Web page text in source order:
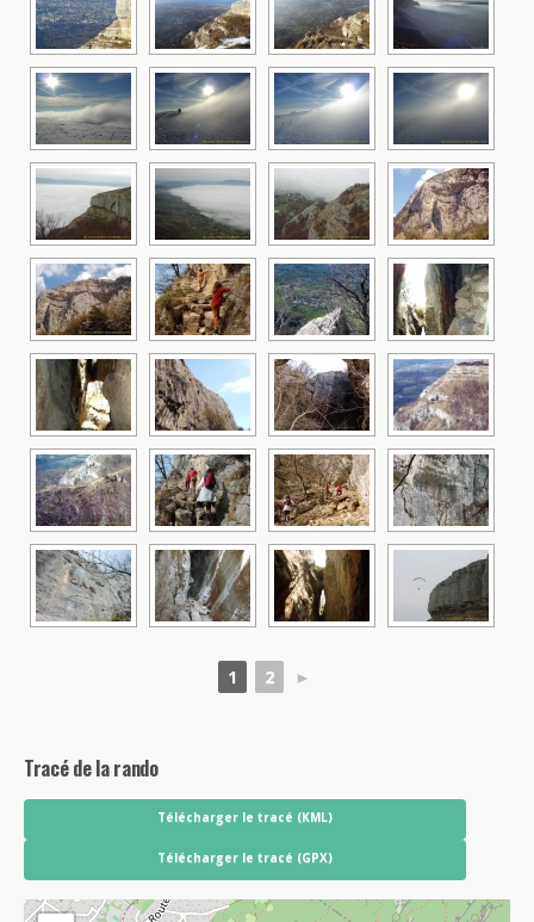
1 2 ►
Tracé de la rando
Télécharger le tracé (KML)
Télécharger le tracé (GPX)